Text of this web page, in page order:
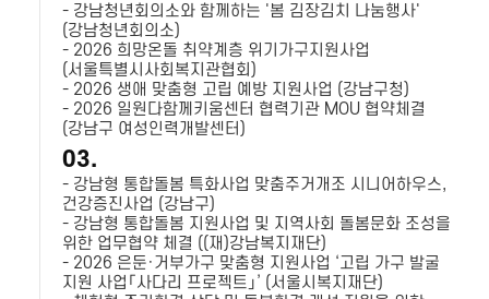
- 강남청년회의소와 함께하는 '봄 김장김치 나눔행사'
(강남청년회의소)
- 2026 희망온돌 취약계층 위기가구지원사업
(서울특별시사회복지관협회)
- 2026 생애 맞춤형 고립 예방 지원사업 (강남구청)
- 2026 일원다함께키움센터 협력기관 MOU 협약체결
(강남구 여성인력개발센터)
03.
- 강남형 통합돌봄 특화사업 맞춤주거개조 시니어하우스,
건강증진사업 (강남구)
- 강남형 통합돌봄 지원사업 및 지역사회 돌봄문화 조성을
위한 업무협약 체결 ((재)강남복지재단)
- 2026 은둔·거부가구 맞춤형 지원사업 ‘고립 가구 발굴
지원 사업「사다리 프로젝트」’ (서울시복지재단)